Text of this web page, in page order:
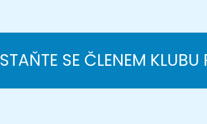
STAŇTE SE ČLENEM